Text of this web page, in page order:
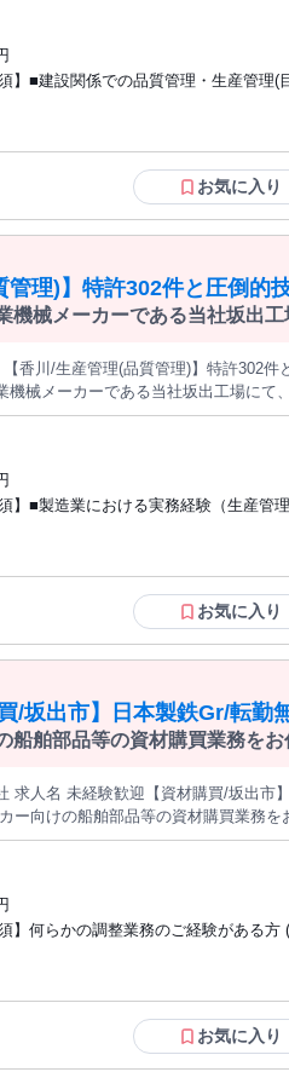
外注先選定・管理、自社で製作を行う
築の基礎工事において使用される土留
などで路面を一時的に作る為に使用される覆工
ジ歓迎/国やスーパーゼネコンが顧客
】■建設関係での品質管理・生産管理(
需要、また政府主導での自然災害への
事業などでニーズが拡大しており、ま
納品先】■官公庁：国土交通省、UR都
工務店、清水建設、東日本高速道路、
短大 専修学校 高校 語学力： 資格：
お気に入り
管理)】特許302件と圧倒的
機械メーカーである当社坂出
。
機械メーカーである当社坂出工場にて
連携し、工場の司令塔として高品質なモノ
材調達・原価管理 ■製品検査・品質
善活動 ■製造・設計・営業部門との調
充実。年間休日125日と働きやすく、資
)】特許302件と圧倒的技術力/転勤無
】■製造業における実務経験（生産管
を武器に、脱水機やろ過機で国内トッ
質）を続ける安定基盤に加え、海外展
であり、社員食堂や更衣室などの設備
据えて長く働ける環境です。資格取得
活と成長をバックアップする制度も整
高専 短大 専修学校 高校 語学力： 資
お気に入り
/坂出市】日本製鉄Gr/転勤
船舶部品等の資材購買業務を
荷の管理、製品の物流管理、納期調整等をお
とのやり取りを行っていただきます
理念を従業員のみで作成するほど風通
募集職種 未経験歓迎【資材購買/坂出市】日
】何らかの調整業務のご経験がある方
的な業務を行えつつ、国内トップシェ
手造船メーカーや重工業に販売してい
外向けのプロジェクトチームにジョイ
お気に入り